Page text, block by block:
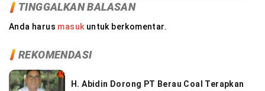
TINGGALKAN BALASAN
Anda harus masukuntuk berkomentar.
REKOMENDASI
H. Abidin Dorong PT Berau Coal Terapkan